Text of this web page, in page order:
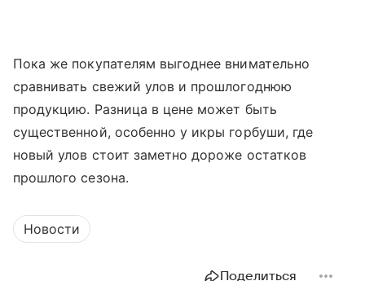
Пока же покупателям выгоднее внимательно
сравнивать свежий улов и прошлогоднюю
продукцию. Разница в цене может быть
существенной, особенно у икры горбуши, где
новый улов стоит заметно дороже остатков
прошлого сезона.
Новости
Поделиться